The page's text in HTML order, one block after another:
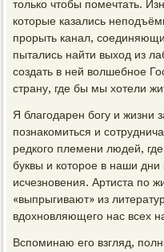
только чтобы помечтать.
которые казались
прорыть канал,
пытались найти выход из
создать в ней волшебное
страну, где бы мы хотели
Я благодарен богу и жизни
познакомиться и
редкого племени людей,
буквы и которое в наши дни
исчезновения. Артиста по
«выпрыгивают» из
вдохновляющего нас всех
Вспоминаю его взгляд,